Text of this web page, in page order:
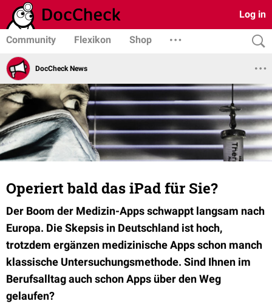
Log in
Community Flexikon Shop
DocCheck News
Operiert bald das iPad für Sie?
Der Boom der Medizin-Apps schwappt langsam nach
Europa. Die Skepsis in Deutschland ist hoch,
trotzdem ergänzen medizinische Apps schon manch
klassische Untersuchungsmethode. Sind Ihnen im
Berufsalltag auch schon Apps über den Weg
gelaufen?